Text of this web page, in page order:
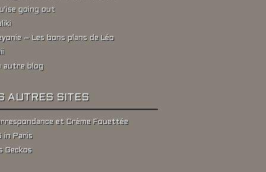
going out
– Les bons plans de Léo
autre blog
AUTRES SITES
et Crème Fouettée
in Paris
Geckos